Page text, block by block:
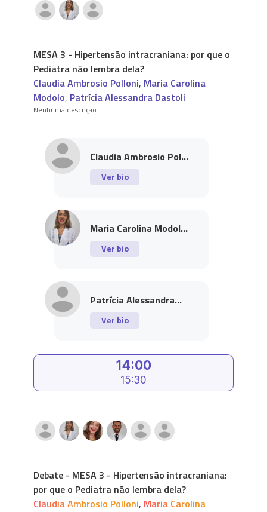
14:00
15:30
MESA 3 - Hipertensão intracraniana: por que o
Pediatra não lembra dela?
Claudia Ambrosio Polloni, Maria Carolina
Modolo, Patrícia Alessandra Dastoli
Nenhuma descrição
Claudia Ambrosio Pol...
Ver bio
Maria Carolina Modol...
Ver bio
Patrícia Alessandra...
Ver bio
Debate - MESA 3 - Hipertensão intracraniana:
por que o Pediatra não lembra dela?
Claudia Ambrosio Polloni, Maria Carolina